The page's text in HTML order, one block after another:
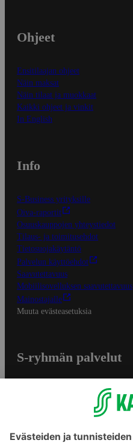
Ohjeet
Ensitilaajan ohjeet
Näin maksat
Näin tilaat ja muokkaat
Kaikki ohjeet ja vinkit
In English
Info
S-Business yrityksille
Oiva-raportit
Osuuskauppojen yhteystiedot
Tilaus- ja toimitusehdot
Tietosuojakäytäntö
Palvelun käyttöehdot
Saavutettavuus
Mobiilisovelluksen saavutettavuus
Mainostajalle
Muuta evästeasetuksia
S-ryhmän palvelut
Yhteishyvä Ruoka -sovellus
S-ostoslista -sovellus